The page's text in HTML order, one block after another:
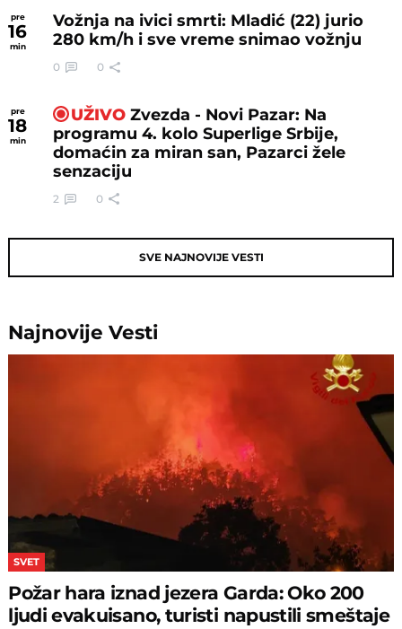
pre
16
min
Vožnja na ivici smrti: Mladić (22) jurio
280 km/h i sve vreme snimao vožnju
0 0
pre
18
min
UŽIVO Zvezda - Novi Pazar: Na
programu 4. kolo Superlige Srbije,
domaćin za miran san, Pazarci žele
senzaciju
2 0
SVE NAJNOVIJE VESTI
NajnovijeVesti
SVET
Požar hara iznad jezera Garda: Oko 200
ljudi evakuisano, turisti napustili smeštaje